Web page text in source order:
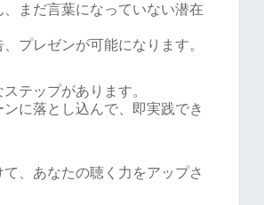
まだ言葉になっていない潜在
プレゼンが可能になります。
テップがあります。
に落とし込んで、即実践でき
て、あなたの聴く力をアップさ